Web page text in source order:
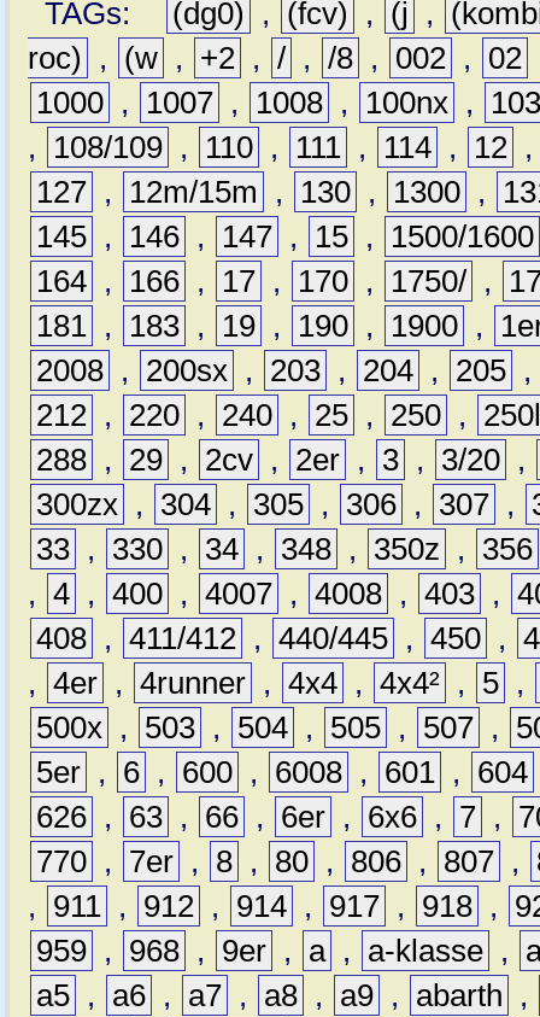
TAGs:
(dg0) , (fcv) , (j ,
roc)
, (w , +2 , / , /8 , 002 , 02
1000 , 1007 , 1008 , 100nx ,
,
108/109 , 110 , 111 , 114 , 12
127 , 12m/15m , 130 , 1300 ,
145 , 146 , 147 , 15 ,
1500/1600
164 , 166 , 17 , 170 , 1750/ ,
181 , 183 , 19 , 190 , 1900 ,
2008 , 200sx , 203 , 204 , 205 ,
212 , 220 , 240 , 25 , 250 ,
288 , 29 , 2cv , 2er , 3 , 3/20 ,
300zx , 304 , 305 , 306 , 307 ,
33 , 330 , 34 , 348 , 350z ,
356
, 4 , 400 , 4007 , 4008 , 403 ,
408 , 411/412 , 440/445 , 450 ,
, 4er , 4runner , 4x4 , 4x4² , 5 ,
500x , 503 , 504 , 505 , 507 ,
5er , 6 , 600 , 6008 , 601 , 604
626 , 63 , 66 , 6er , 6x6 , 7 ,
770 , 7er , 8 , 80 , 806 , 807 ,
,
911 , 912 , 914 , 917 , 918 ,
959 , 968 , 9er , a , a-klasse ,
a5 , a6 , a7 , a8 , a9 , abarth
,